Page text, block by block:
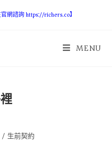
網諮詢 https://richers.co】
MENU
/ 生前契約